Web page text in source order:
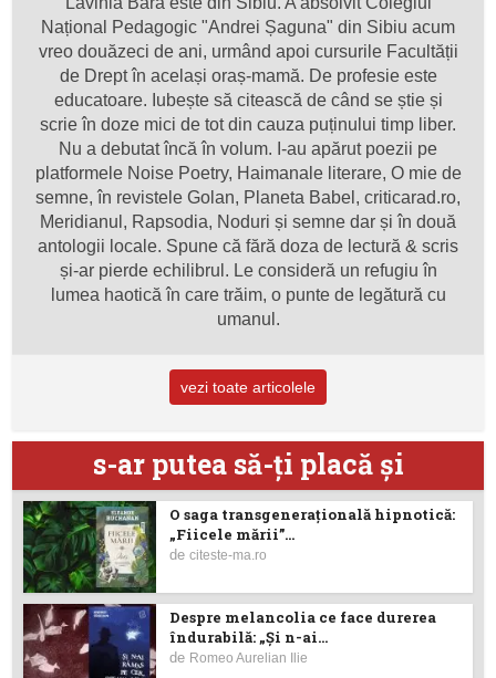
Național Pedagogic "Andrei Șaguna" din Sibiu acum
vreo douăzeci de ani, urmând apoi cursurile Facultății
de Drept în același oraș-mamă. De profesie este
educatoare. Iubește să citească de când se știe și
scrie în doze mici de tot din cauza puținului timp liber.
Nu a debutat încă în volum. I-au apărut poezii pe
platformele Noise Poetry, Haimanale literare, O mie de
semne, în revistele Golan, Planeta Babel, criticarad.ro,
Meridianul, Rapsodia, Noduri și semne dar și în două
antologii locale. Spune că fără doza de lectură & scris
și-ar pierde echilibrul. Le consideră un refugiu în
lumea haotică în care trăim, o punte de legătură cu
umanul.
vezi toate articolele
s-ar putea să-ţi placă şi
O saga transgenerațională hipnotică:
„Fiicele mării”...
deciteste-ma.ro
Despre melancolia ce face durerea
îndurabilă: „Și n-ai...
de Romeo Aurelian Ilie